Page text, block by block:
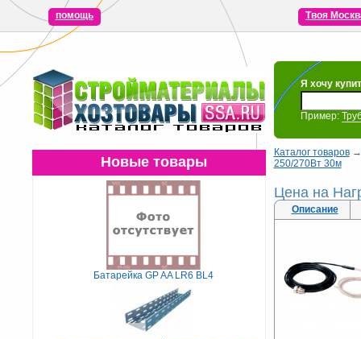
помощь Твоя
Я хочу
Пример:
Новые товары
Батарейка GP AA LR6 BL4
Каталог товаров
250/270Вт 30м
Цена на
Описание